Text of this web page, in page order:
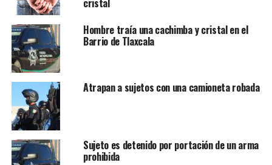
TEMAS RELACIONADOS
YA VIENE
Ciclista resultó herido luego de que un vehículo lo
impactó
Sujeto fue arrestado por traer droga en SGS
cristal
Hombre traía una cachimba y cristal en el
Barrio de Tlaxcala
Atrapan a sujetos con una camioneta robada
Sujeto es detenido por portación de un arma
prohibida